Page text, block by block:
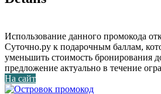
Использование данного промокода
Суточно.ру к подарочным баллам,
уменьшить стоимость бронирования
предложение актуально в течение
На сайт